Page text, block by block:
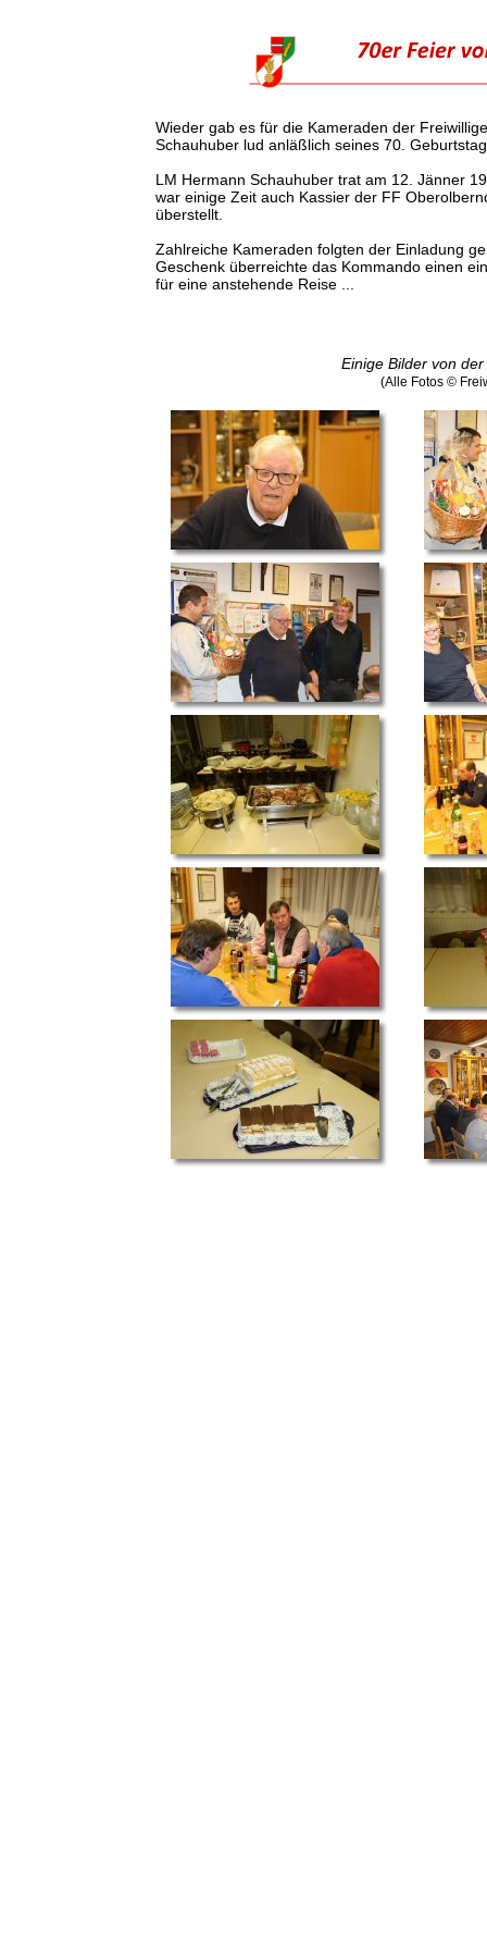
Wieder gab es für die Kameraden der
Schauhuber lud anläßlich seines 70.
LM Hermann Schauhuber trat am 12. Jänner
war einige Zeit auch Kassier der FF
überstellt.
Zahlreiche Kameraden folgten der Einladung
Geschenk überreichte das Kommando einen
für eine anstehende Reise ...
Einige Bilder von
(Alle Fotos ©